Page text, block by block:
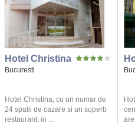
Hotel Christina
Bucuresti
Hotel Christina, cu un numar de
24 spatii de cazare si un superb
restaurant, in ...